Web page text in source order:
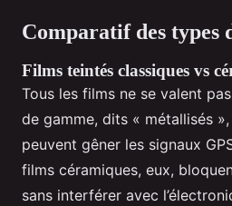
Comparatif des types
Films teintés classiques vs
Tous les films ne se valent
de gamme, dits « métallisés
peuvent gêner les signaux
films céramiques, eux,
sans interférer avec